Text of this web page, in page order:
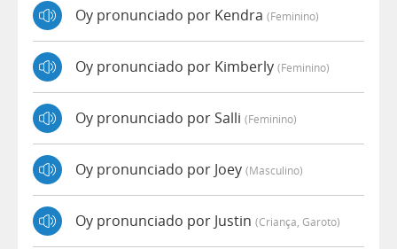
Oy pronunciado por Kendra (feminino)
Oy pronunciado por Kimberly (feminino)
Oy pronunciado por Salli (feminino)
Oy pronunciado por Joey (masculino)
Oy pronunciado por Justin (criança, Garoto)